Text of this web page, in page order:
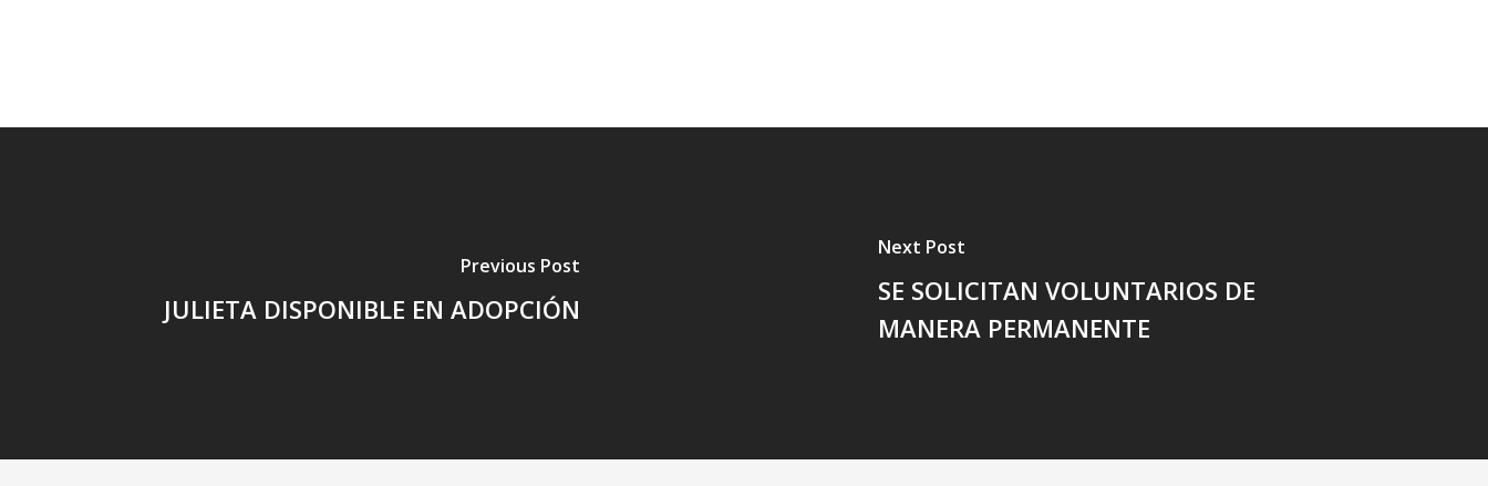
Previous Post
JULIETA DISPONIBLE EN ADOPCIÓN
Next Post
SE SOLICITAN VOLUNTARIOS DE
MANERA PERMANENTE